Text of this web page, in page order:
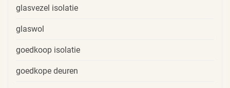
glasvezel isolatie
glaswol
goedkoop isolatie
goedkope deuren